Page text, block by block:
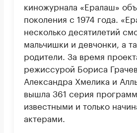
киножурнала «Ералаш»
поколения с 1974 года.
несколько десятилетий
мальчишки и девчонки, а
родители. За время
режиссурой Бориса
Александра Хмелика и
вышла 361 серия
известными и только
актерами.